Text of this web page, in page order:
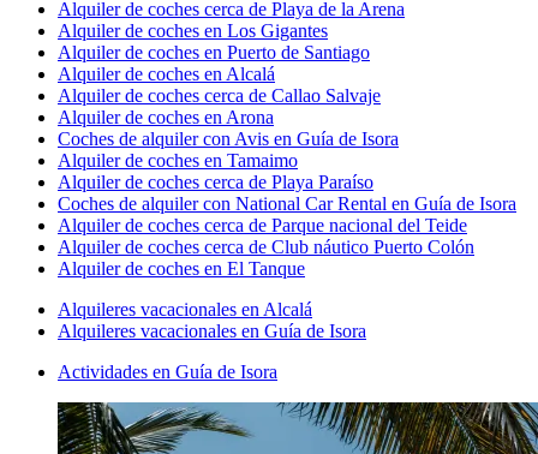
Alquiler de coches cerca de Playa de la Arena
Alquiler de coches en Los Gigantes
Alquiler de coches en Puerto de Santiago
Alquiler de coches en Alcalá
Alquiler de coches cerca de Callao Salvaje
Alquiler de coches en Arona
Coches de alquiler con Avis en Guía de Isora
Alquiler de coches en Tamaimo
Alquiler de coches cerca de Playa Paraíso
Coches de alquiler con National Car Rental en Guía de Isora
Alquiler de coches cerca de Parque nacional del Teide
Alquiler de coches cerca de Club náutico Puerto Colón
Alquiler de coches en El Tanque
Alquileres vacacionales en Alcalá
Alquileres vacacionales en Guía de Isora
Actividades en Guía de Isora